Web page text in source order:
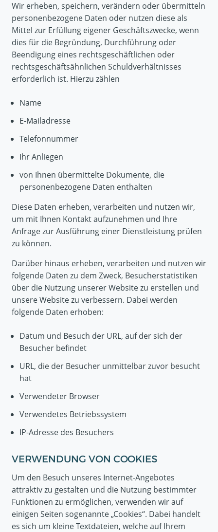
Wir erheben, speichern, verändern oder übermitteln
personenbezogene Daten oder nutzen diese als
Mittel zur Erfüllung eigener Geschäftszwecke, wenn
dies für die Begründung, Durchführung oder
Beendigung eines rechtsgeschäftlichen oder
rechtsgeschäftsähnlichen Schuldverhältnisses
erforderlich ist. Hierzu zählen
Name
E-Mailadresse
Telefonnummer
Ihr Anliegen
von Ihnen übermittelte Dokumente, die
personenbezogene Daten enthalten
Diese Daten erheben, verarbeiten und nutzen wir,
um mit Ihnen Kontakt aufzunehmen und Ihre
Anfrage zur Ausführung einer Dienstleistung prüfen
zu können.
Darüber hinaus erheben, verarbeiten und nutzen wir
folgende Daten zu dem Zweck, Besucherstatistiken
über die Nutzung unserer Website zu erstellen und
unsere Website zu verbessern. Dabei werden
folgende Daten erhoben:
Datum und Besuch der URL, auf der sich der
Besucher befindet
URL, die der Besucher unmittelbar zuvor besucht
hat
Verwendeter Browser
Verwendetes Betriebssystem
IP-Adresse des Besuchers
VERWENDUNG VON COOKIES
Um den Besuch unseres Internet-Angebotes
attraktiv zu gestalten und die Nutzung bestimmter
Funktionen zu ermöglichen, verwenden wir auf
einigen Seiten sogenannte „Cookies“. Dabei handelt
es sich um kleine Textdateien, welche auf Ihrem